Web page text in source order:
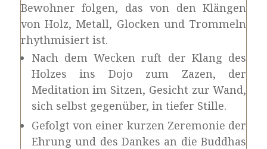
Bewohner folgen, das von den Klängen
von Holz, Metall, Glocken und Trommeln
rhythmisiert ist.
Nach dem Wecken ruft der Klang des
Holzes ins Dojo zum Zazen, der
Meditation im Sitzen, Gesicht zur Wand,
sich selbst gegenüber, in tiefer Stille.
Gefolgt von einer kurzen Zeremonie der
Ehrung und des Dankes an die Buddhas